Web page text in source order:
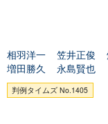
相羽洋一 笠井正俊
増田勝久
永島賢也
判例タイムズ No.1405